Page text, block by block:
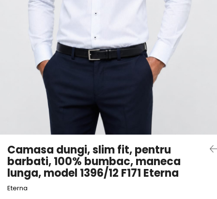
Camasa dungi, slim fit, pentru
barbati, 100% bumbac, maneca
lunga, model 1396/12 F171 Eterna
Eterna